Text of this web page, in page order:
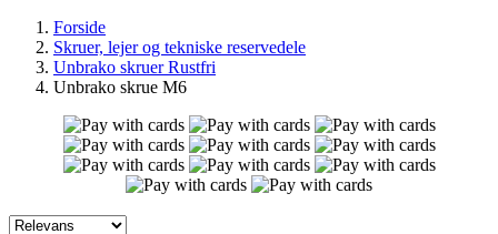
Forside
Skruer, lejer og tekniske reservedele
Unbrako skruer Rustfri
Unbrako skrue M6